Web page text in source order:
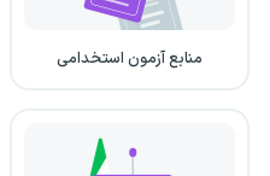
منابع آزمون استخدامی